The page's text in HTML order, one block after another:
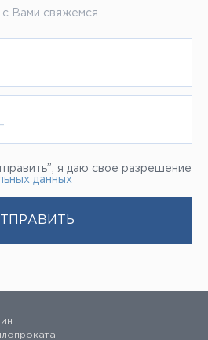
Вами свяжемся
я даю свое разрешение
данных